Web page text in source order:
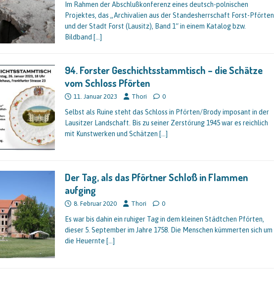
Im Rahmen der Abschlußkonferenz eines deutsch-polnischen
Projektes, das „Archivalien aus der Standesherrschaft Forst-Pförten
und der Stadt Forst (Lausitz), Band 1“ in einem Katalog bzw.
Bildband […]
94. Forster Geschichtsstammtisch – die Schätze
vom Schloss Pförten
11. Januar 2023 Thori 0
Selbst als Ruine steht das Schloss in Pförten/Brody imposant in der
Lausitzer Landschaft. Bis zu seiner Zerstörung 1945 war es reichlich
mit Kunstwerken und Schätzen […]
Der Tag, als das Pförtner Schloß in Flammen
aufging
8. Februar 2020 Thori 0
Es war bis dahin ein ruhiger Tag in dem kleinen Städtchen Pförten,
dieser 5. September im Jahre 1758. Die Menschen kümmerten sich um
die Heuernte […]